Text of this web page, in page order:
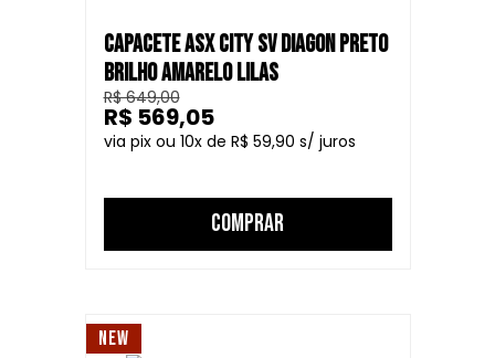
CAPACETE ASX CITY SV DIAGON PRETO
BRILHO AMARELO LILAS
R$ 649,00
10
R$ 59,90
R$ 569,05
COMPRAR
NEW